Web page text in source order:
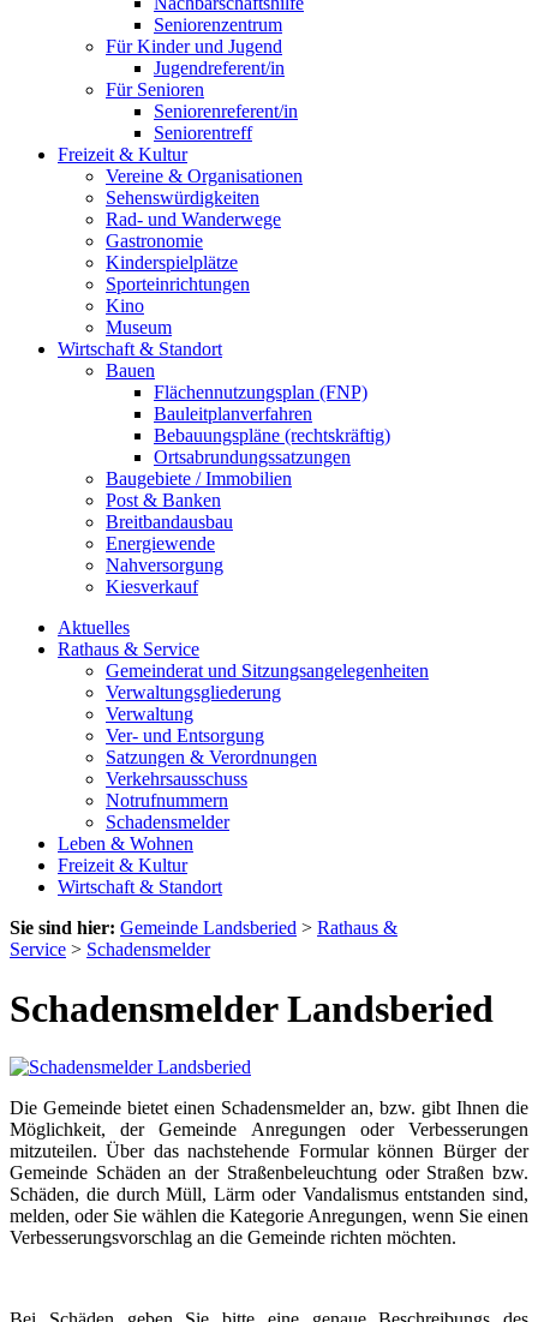
Seniorenzentrum
Für Kinder und Jugend
Jugendreferent/in
Für Senioren
Seniorenreferent/in
Seniorentreff
Freizeit & Kultur
Vereine & Organisationen
Sehenswürdigkeiten
Rad- und Wanderwege
Gastronomie
Kinderspielplätze
Sporteinrichtungen
Kino
Museum
Wirtschaft & Standort
Bauen
Flächennutzungsplan (FNP)
Bauleitplanverfahren
Bebauungspläne (rechtskräftig)
Ortsabrundungssatzungen
Baugebiete / Immobilien
Post & Banken
Breitbandausbau
Energiewende
Nahversorgung
Kiesverkauf
Aktuelles
Rathaus & Service
Gemeinderat und Sitzungsangelegenheiten
Verwaltungsgliederung
Verwaltung
Ver- und Entsorgung
Satzungen & Verordnungen
Verkehrsausschuss
Notrufnummern
Schadensmelder
Leben & Wohnen
Freizeit & Kultur
Wirtschaft & Standort
Sie sind hier: Gemeinde Landsberied > Rathaus &
Service > Schadensmelder
Schadensmelder Landsberied
Die Gemeinde bietet einen Schadensmelder an, bzw. gibt Ihnen die
Möglichkeit, der Gemeinde Anregungen oder Verbesserungen
mitzuteilen. Über das nachstehende Formular können Bürger der
Gemeinde Schäden an der Straßenbeleuchtung oder Straßen bzw.
Schäden, die durch Müll, Lärm oder Vandalismus entstanden sind,
melden, oder Sie wählen die Kategorie Anregungen, wenn Sie einen
Verbesserungsvorschlag an die Gemeinde richten möchten.